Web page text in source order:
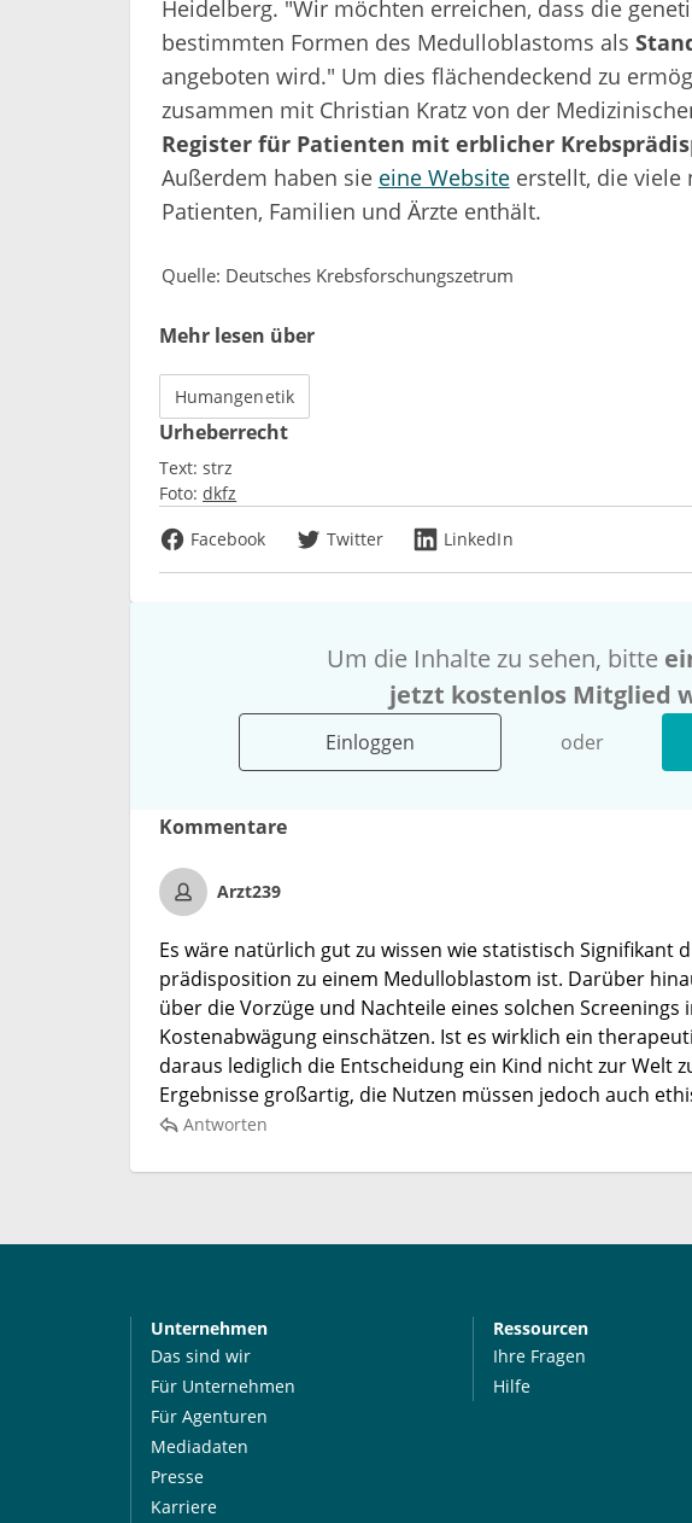
Heidelberg. "Wir möchten erreichen, dass die
bestimmten Formen des Medulloblastoms als
angeboten wird." Um dies flächendeckend zu
zusammen mit Christian Kratz von der
Register für Patienten mit erblicher
Außerdem haben sie eine Websiteerstellt, die viele
Patienten, Familien und Ärzte enthält.
Quelle: Deutsches Krebsforschungszetrum
Mehr lesen über
Humangenetik
Urheberrecht
Text: strz
Foto: dkfz
Facebook
Twitter LinkedIn
Um die Inhalte zu sehen, bitte
jetzt kostenlos Mitglied
Einloggen oder
Kommentare
Arzt239
Es wäre natürlich gut zu wissen wie statistisch Signifikant
prädisposition zu einem Medulloblastom ist. Darüber
über die Vorzüge und Nachteile eines solchen Screenings
Kostenabwägung einschätzen. Ist es wirklich ein
daraus lediglich die Entscheidung ein Kind nicht zur Welt
Ergebnisse großartig, die Nutzen müssen jedoch auch
Antworten
Unternehmen
Das sind wir
Für Unternehmen
Für Agenturen
Mediadaten
Presse
Karriere
Ressourcen
Ihre Fragen
Hilfe